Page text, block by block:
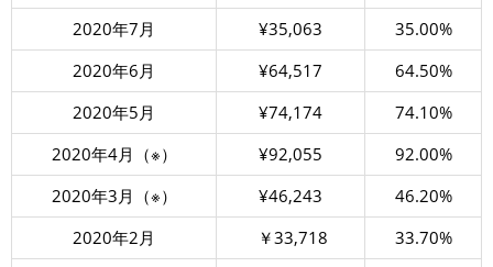
2020年7月
¥35,063
35.00%
2020年6月
¥64,517
64.50%
2020年5月
¥74,174
74.10%
2020年4月（※）
¥92,055
92.00%
2020年3月（※）
¥46,243
46.20%
2020年2月
￥33,718
33.70%